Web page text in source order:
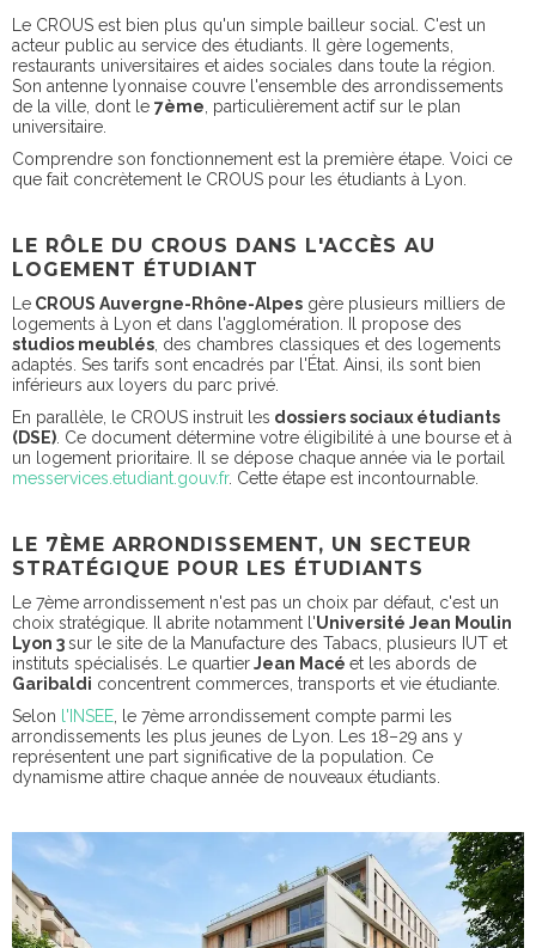
Le CROUS est bien plus qu'un simple bailleur social. C'est un
acteur public au service des étudiants. Il gère logements,
restaurants universitaires et aides sociales dans toute la région.
Son antenne lyonnaise couvre l'ensemble des arrondissements
de la ville, dont le 7ème , particulièrement actif sur le plan
universitaire.
Comprendre son fonctionnement est la première étape. Voici ce
que fait concrètement le CROUS pour les étudiants à Lyon.
LE RÔLE DU CROUS DANS L'ACCÈS AU
LOGEMENT ÉTUDIANT
Le CROUS Auvergne-Rhône-Alpes gère plusieurs milliers de
logements à Lyon et dans l'agglomération. Il propose des
studios meublés , des chambres classiques et des logements
adaptés. Ses tarifs sont encadrés par l'État. Ainsi, ils sont bien
inférieurs aux loyers du parc privé.
En parallèle, le CROUS instruit les dossiers sociaux étudiants
(DSE) . Ce document détermine votre éligibilité à une bourse et à
un logement prioritaire. Il se dépose chaque année via le portail
messervices.etudiant.gouv.fr. Cette étape est incontournable.
LE 7ÈME ARRONDISSEMENT, UN SECTEUR
STRATÉGIQUE POUR LES ÉTUDIANTS
Le 7ème arrondissement n'est pas un choix par défaut, c'est un
choix stratégique. Il abrite notamment l'Université Jean Moulin
Lyon 3sur le site de la Manufacture des Tabacs, plusieurs IUT et
instituts spécialisés. Le quartierJean Macé et les abords de
Garibaldi concentrent commerces, transports et vie étudiante.
Selon
l'INSEE , le 7ème arrondissement compte parmi les
arrondissements les plus jeunes de Lyon. Les 18–29 ans y
représentent une part significative de la population. Ce
dynamisme attire chaque année de nouveaux étudiants.